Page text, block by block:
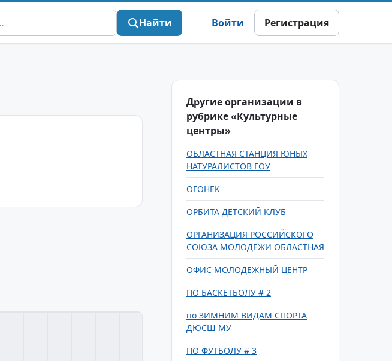
Найти Войти Регистрация
Другие организации в
рубрике «Культурные
центры»
ОБЛАСТНАЯ СТАНЦИЯ ЮНЫХ
НАТУРАЛИСТОВ ГОУ
ОГОНЕК
ОРБИТА ДЕТСКИЙ КЛУБ
ОРГАНИЗАЦИЯ РОССИЙСКОГО
СОЮЗА МОЛОДЕЖИ ОБЛАСТНАЯ
ОФИС МОЛОДЕЖНЫЙ ЦЕНТР
ПО БАСКЕТБОЛУ # 2
по ЗИМНИМ ВИДАМ СПОРТА
ДЮСШ МУ
ПО ФУТБОЛУ # 3